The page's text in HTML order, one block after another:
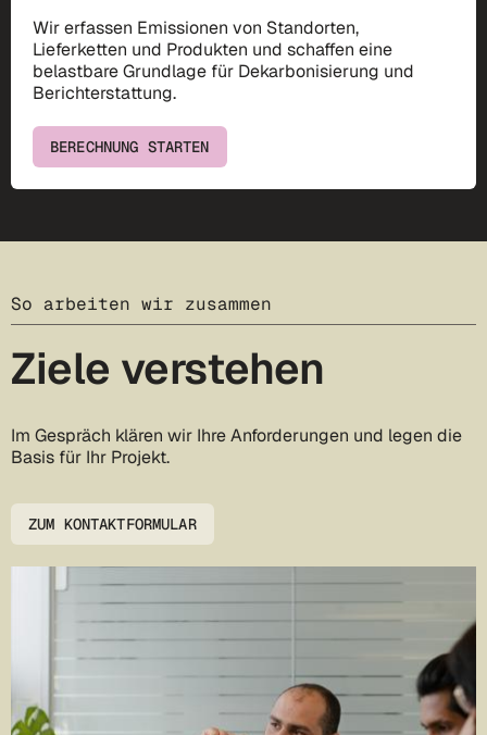
Wir erfassen Emissionen von Standorten,
Lieferketten und Produkten und schaffen eine
belastbare Grundlage für Dekarbonisierung und
Berichterstattung.
BERECHNUNG STARTEN
So arbeiten wir zusammen
Ziele verstehen
Im Gespräch klären wir Ihre Anforderungen und legen die
Basis für Ihr Projekt.
ZUM KONTAKTFORMULAR